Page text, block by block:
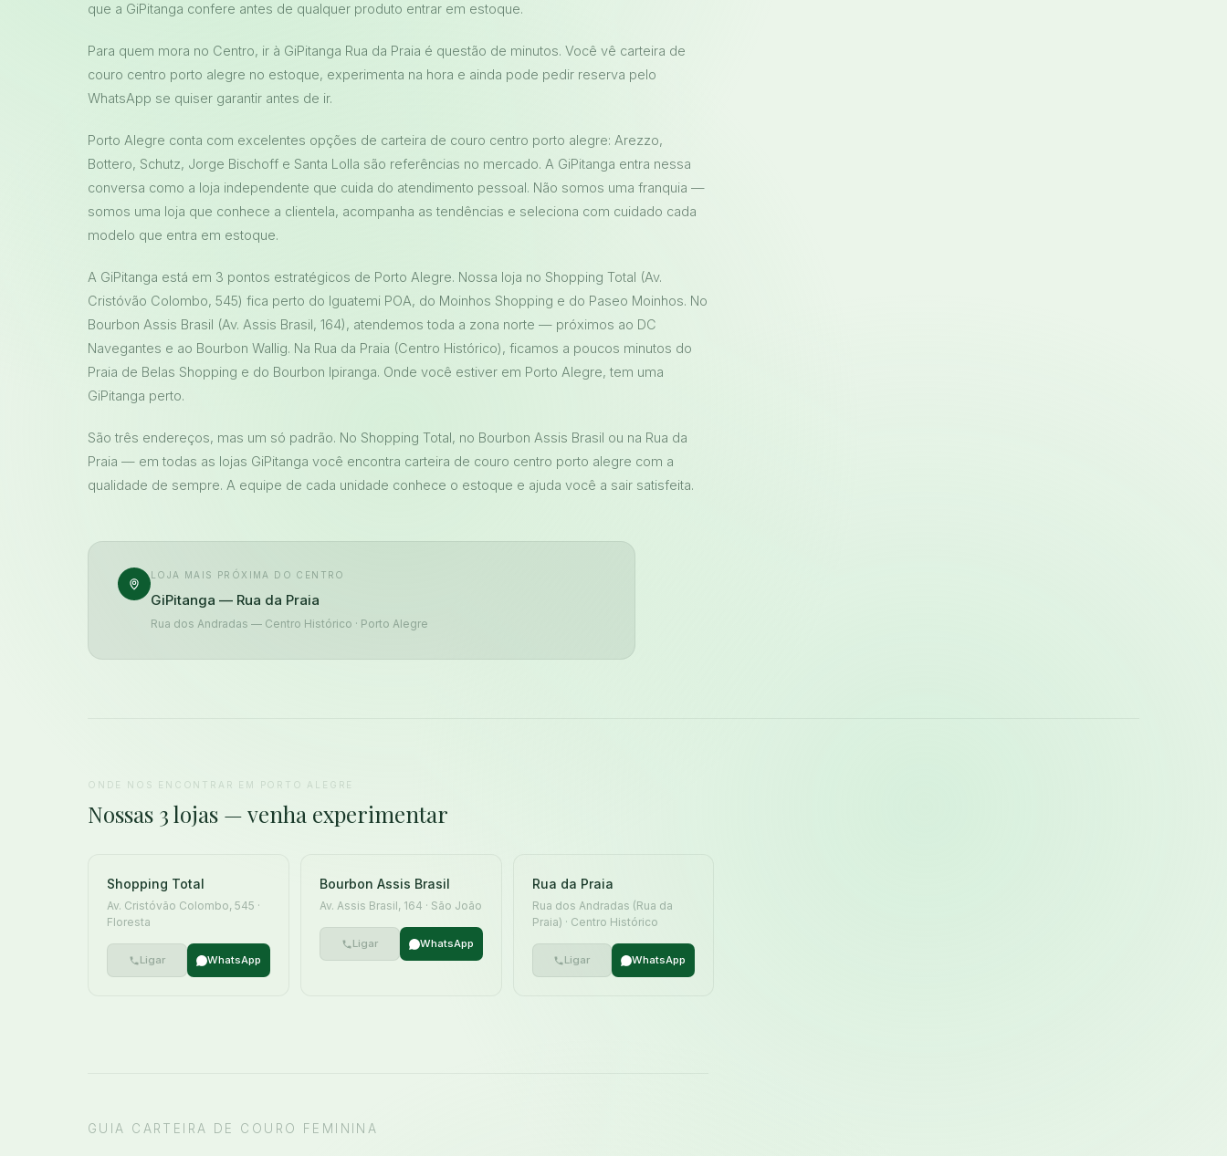
que a GiPitanga confere antes de qualquer produto entrar em estoque.
Para quem mora no Centro, ir à GiPitanga Rua da Praia é questão de minutos. Você vê carteira de
couro centro porto alegre no estoque, experimenta na hora e ainda pode pedir reserva pelo
WhatsApp se quiser garantir antes de ir.
Porto Alegre conta com excelentes opções de carteira de couro centro porto alegre: Arezzo,
Bottero, Schutz, Jorge Bischoff e Santa Lolla são referências no mercado. A GiPitanga entra nessa
conversa como a loja independente que cuida do atendimento pessoal. Não somos uma franquia —
somos uma loja que conhece a clientela, acompanha as tendências e seleciona com cuidado cada
modelo que entra em estoque.
A GiPitanga está em 3 pontos estratégicos de Porto Alegre. Nossa loja no Shopping Total (Av.
Cristóvão Colombo, 545) fica perto do Iguatemi POA, do Moinhos Shopping e do Paseo Moinhos. No
Bourbon Assis Brasil (Av. Assis Brasil, 164), atendemos toda a zona norte — próximos ao DC
Navegantes e ao Bourbon Wallig. Na Rua da Praia (Centro Histórico), ficamos a poucos minutos do
Praia de Belas Shopping e do Bourbon Ipiranga. Onde você estiver em Porto Alegre, tem uma
GiPitanga perto.
São três endereços, mas um só padrão. No Shopping Total, no Bourbon Assis Brasil ou na Rua da
Praia — em todas as lojas GiPitanga você encontra carteira de couro centro porto alegre com a
qualidade de sempre. A equipe de cada unidade conhece o estoque e ajuda você a sair satisfeita.
LOJA MAIS PRÓXIMA DO CENTRO
GiPitanga — Rua da Praia
Rua dos Andradas — Centro Histórico · Porto Alegre
ONDE NOS ENCONTRAR EM PORTO ALEGRE
Nossas 3 lojas — venha experimentar
Shopping Total
Av. Cristóvão Colombo, 545 ·
Floresta
Ligar WhatsApp
Bourbon Assis Brasil
Av. Assis Brasil, 164 · São João
Ligar WhatsApp
Rua da Praia
Rua dos Andradas (Rua da
Praia) · Centro Histórico
Ligar WhatsApp
GUIA CARTEIRA DE COURO FEMININA